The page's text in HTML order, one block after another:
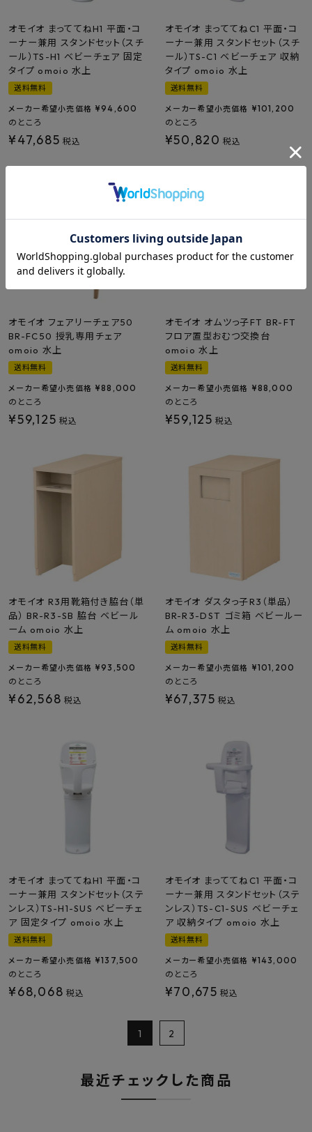
オモイオ まっててねH1 平面・コ
ーナー兼用 スタンドセット（スチ
ール）TS-H1 ベビーチェア 固定
タイプ omoio 水上
送料無料
メーカー希望小売価格 ¥94,600
のところ
¥47,685 税込
オモイオ まっててねC1 平面・コ
ーナー兼用 スタンドセット（スチ
ール）TS-C1 ベビーチェア 収納
タイプ omoio 水上
送料無料
メーカー希望小売価格 ¥101,200
のところ
¥50,820 税込
オモイオ フェアリーチェア50
BR-FC50 授乳専用チェア
omoio 水上
送料無料
メーカー希望小売価格 ¥88,000
のところ
¥59,125 税込
オモイオ オムツっ子FT BR-FT
フロア置型おむつ交換台
omoio 水上
送料無料
メーカー希望小売価格 ¥88,000
のところ
¥59,125 税込
オモイオ R3用靴箱付き脇台（単
品） BR-R3-SB 脇台 ベビール
ーム omoio 水上
送料無料
メーカー希望小売価格 ¥93,500
のところ
¥62,568 税込
オモイオ ダスタっ子R3（単品）
BR-R3-DST ゴミ箱 ベビールー
ム omoio 水上
送料無料
メーカー希望小売価格 ¥101,200
のところ
¥67,375 税込
オモイオ まっててねH1 平面・コ
ーナー兼用 スタンドセット（ステ
ンレス）TS-H1-SUS ベビーチェ
ア 固定タイプ omoio 水上
送料無料
メーカー希望小売価格 ¥137,500
のところ
¥68,068 税込
オモイオ まっててねC1 平面・コ
ーナー兼用 スタンドセット（ステ
ンレス）TS-C1-SUS ベビーチェ
ア 収納タイプ omoio 水上
送料無料
メーカー希望小売価格 ¥143,000
のところ
¥70,675 税込
1 2
最近チェックした商品